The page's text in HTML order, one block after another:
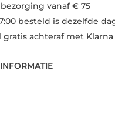
vanaf € 75
besteld is dezelfde
gratis achteraf met Klarna